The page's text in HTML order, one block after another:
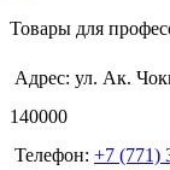
Товары для
Адрес: ул. Ак.
140000
Телефон: +7 (771)